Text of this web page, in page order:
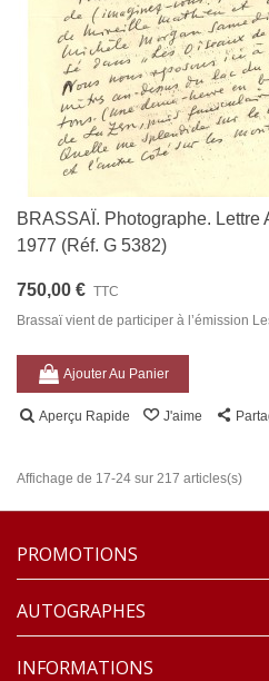
BRASSAÏ. Photographe. Lettre
1977 (Réf. G 5382)
750,00 € TTC
Brassaï vient de participer à l’émission
Ajouter Au Panier
Aperçu Rapide J'aime
Affichage de 17-24 sur 217 articles(s)
PROMOTIONS
AUTOGRAPHES
INFORMATIONS